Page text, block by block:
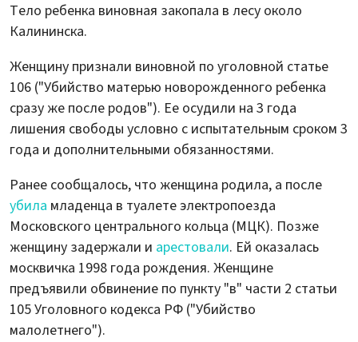
Тело ребенка виновная закопала в лесу около
Калининска.
Женщину признали виновной по уголовной статье
106 ("Убийство матерью новорожденного ребенка
сразу же после родов"). Ее осудили на 3 года
лишения свободы условно с испытательным сроком 3
года и дополнительными обязанностями.
Ранее сообщалось, что женщина родила, а после
убила младенца в туалете электропоезда
Московского центрального кольца (МЦК). Позже
женщину задержали и арестовали. Ей оказалась
москвичка 1998 года рождения. Женщине
предъявили обвинение по пункту "в" части 2 статьи
105 Уголовного кодекса РФ ("Убийство
малолетнего").